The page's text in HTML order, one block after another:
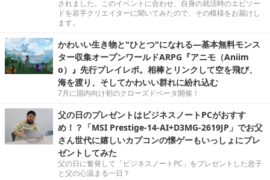
されました。このイベントに合わせ、自身の就活時のエピソー
ドを若手クリエイターに聞いてみたので、その模様をお届けし
ます。
かわいい生き物と"ひとつ"になれる―基本無料モンス
ター収集オープンワールドARPG『アニモ（Aniim
o）』先行プレイレポ。相棒とリンクして空を飛び、
海を渡り、そしてかわいい群れに紛れ込む
7月に国内向け初のクローズドベータ開催！
父の日のプレゼントはビジネスノートPCがおすす
め！？「MSI Prestige-14-AI+D3MG-2619JP」でお父
さん世代に嬉しいカプコンの懐ゲーもいっしょにプレ
ゼントしてみた
父の日に奮発して「ビジネスノートPC」をプレゼントした息子
と父の心温まる一日？